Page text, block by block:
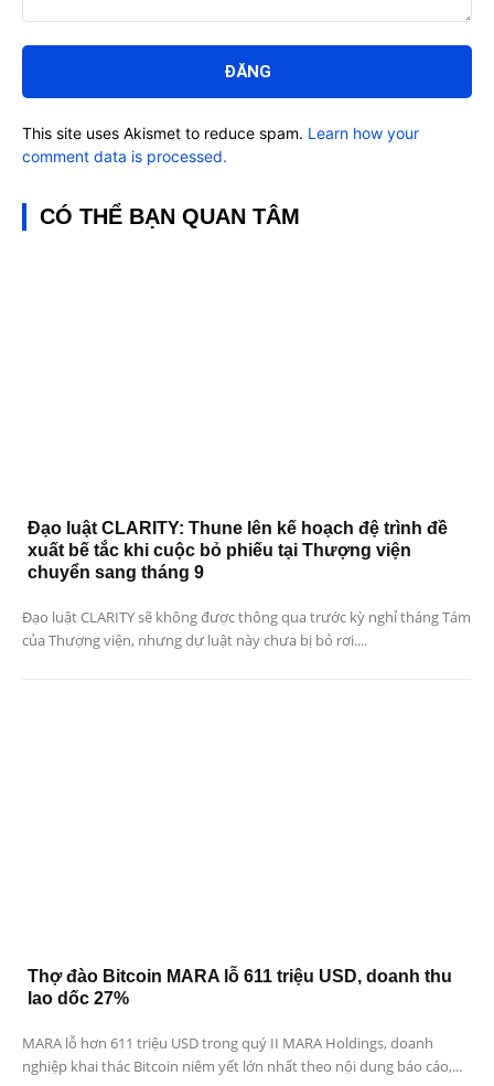
luận:
This site uses Akismet to reduce spam. Learn how your
comment data is processed.
CÓ THỂ BẠN QUAN TÂM
Đạo luật CLARITY: Thune lên kế hoạch đệ trình đề
xuất bế tắc khi cuộc bỏ phiếu tại Thượng viện
chuyển sang tháng 9
Đạo luật CLARITY sẽ không được thông qua trước kỳ nghỉ tháng Tám
của Thượng viện, nhưng dự luật này chưa bị bỏ rơi....
Thợ đào Bitcoin MARA lỗ 611 triệu USD, doanh thu
lao dốc 27%
MARA lỗ hơn 611 triệu USD trong quý II MARA Holdings, doanh
nghiệp khai thác Bitcoin niêm yết lớn nhất theo nội dung báo cáo,...